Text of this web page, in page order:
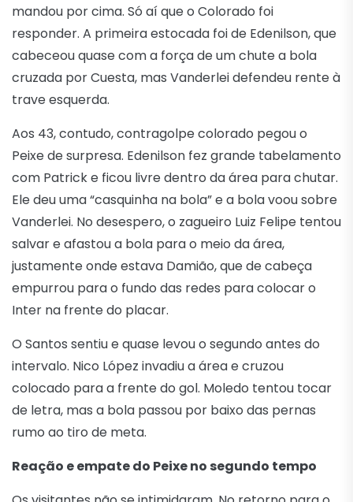
mandou por cima. Só aí que o Colorado foi
responder. A primeira estocada foi de Edenilson, que
cabeceou quase com a força de um chute a bola
cruzada por Cuesta, mas Vanderlei defendeu rente à
trave esquerda.
Aos 43, contudo, contragolpe colorado pegou o
Peixe de surpresa. Edenilson fez grande tabelamento
com Patrick e ficou livre dentro da área para chutar.
Ele deu uma “casquinha na bola” e a bola voou sobre
Vanderlei. No desespero, o zagueiro Luiz Felipe tentou
salvar e afastou a bola para o meio da área,
justamente onde estava Damião, que de cabeça
empurrou para o fundo das redes para colocar o
Inter na frente do placar.
O Santos sentiu e quase levou o segundo antes do
intervalo. Nico López invadiu a área e cruzou
colocado para a frente do gol. Moledo tentou tocar
de letra, mas a bola passou por baixo das pernas
rumo ao tiro de meta.
Reação e empate do Peixe no segundo tempo